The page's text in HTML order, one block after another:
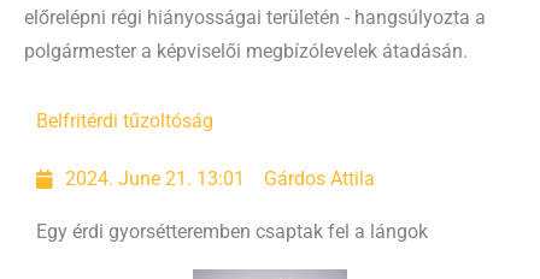
előrelépni régi hiányosságai területén - hangsúlyozta a
polgármester a képviselői megbízólevelek átadásán.
Belfritérdi tűzoltóság
2024. June 21. 13:01 Gárdos Attila
Egy érdi gyorsétteremben csaptak fel a lángok